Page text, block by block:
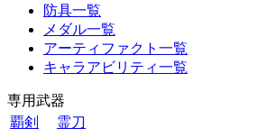
防具一覧
メダル一覧
アーティファクト一覧
キャラアビリティ一覧
専用武器
覇剣
霊刀